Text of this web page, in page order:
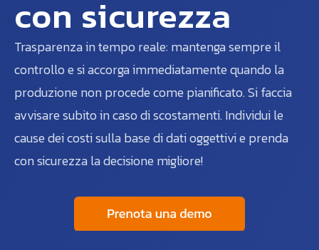
con sicurezza
Trasparenza in tempo reale: mantenga sempre il
controllo e si accorga immediatamente quando la
produzione non procede come pianificato. Si faccia
avvisare subito in caso di scostamenti. Individui le
cause dei costi sulla base di dati oggettivi e prenda
con sicurezza la decisione migliore!